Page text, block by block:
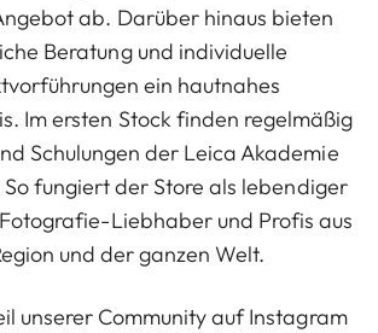
ab. Darüber hinaus bieten
Beratung und individuelle
ein hautnahes
Im ersten Stock finden regelmäßig
Schulungen der Leica Akademie
fungiert der Store als lebendiger
Liebhaber und Profis aus
und der ganzen Welt.
unserer Community auf Instagram